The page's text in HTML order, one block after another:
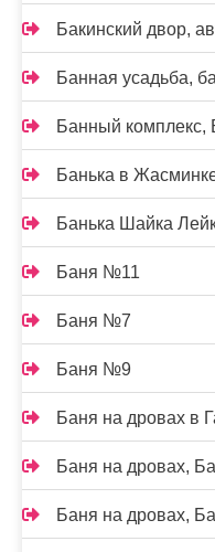
Бакинский двор,
Банная усадьба,
Банный комплекс,
Банька в
Банька Шайка
Баня №11
Баня №7
Баня №9
Баня на дровах в
Баня на дровах,
Баня на дровах,